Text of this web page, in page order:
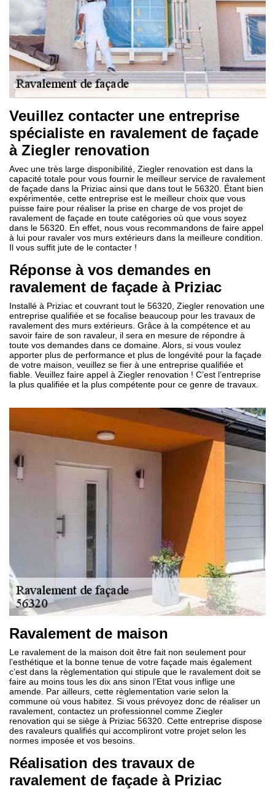
Veuillez contacter une entreprise
spécialiste en ravalement de façade
à Ziegler renovation
Avec une très large disponibilité, Ziegler renovation est dans la
capacité totale pour vous fournir le meilleur service de ravalement
de façade dans la Priziac ainsi que dans tout le 56320. Étant bien
expérimentée, cette entreprise est le meilleur choix que vous
puisse faire pour réaliser la prise en charge de vos projet de
ravalement de façade en toute catégories où que vous soyez
dans le 56320. En effet, nous vous recommandons de faire appel
à lui pour ravaler vos murs extérieurs dans la meilleure condition.
Il vous suffit jute de le contacter !
Réponse à vos demandes en
ravalement de façade à Priziac
Installé à Priziac et couvrant tout le 56320, Ziegler renovation une
entreprise qualifiée et se focalise beaucoup pour les travaux de
ravalement des murs extérieurs. Grâce à la compétence et au
savoir faire de son ravaleur, il sera en mesure de répondre à
toute vos demandes dans ce domaine. Alors, si vous voulez
apporter plus de performance et plus de longévité pour la façade
de votre maison, veuillez se fier à une entreprise qualifiée et
fiable. Veuillez faire appel à Ziegler renovation ! C’est l’entreprise
la plus qualifiée et la plus compétente pour ce genre de travaux.
Ravalement de maison
Le ravalement de la maison doit être fait non seulement pour
l’esthétique et la bonne tenue de votre façade mais également
c’est dans la règlementation qui stipule que le ravalement doit se
faire au moins tous les dix ans sinon l’Etat vous inflige une
amende. Par ailleurs, cette règlementation varie selon la
commune où vous habitez. Si vous prévoyez donc de réaliser un
ravalement, contactez un professionnel comme Ziegler
renovation qui se siège à Priziac 56320. Cette entreprise dispose
des ravaleurs qualifiés qui accompliront votre projet selon les
normes imposée et vos besoins.
Réalisation des travaux de
ravalement de façade à Priziac